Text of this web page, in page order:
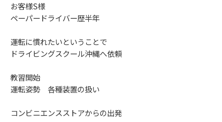
お客様S様
ペーパードライバー歴半年
運転に慣れたいということで
ドライビングスクール沖縄へ依頼
教習開始
運転姿勢 各種装置の扱い
コンビニエンスストアからの出発